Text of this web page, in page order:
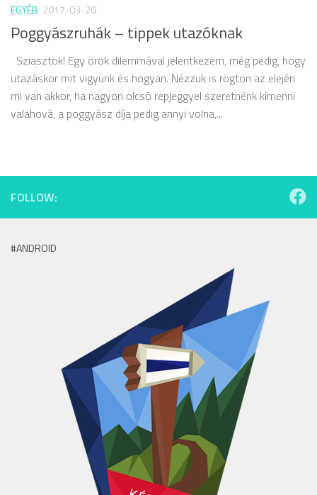
EGYÉB 2017-03-20
Poggyászruhák – tippek utazóknak
Sziasztok! Egy örök dilemmával jelentkezem, még pedig, hogy
utazáskor mit vigyünk és hogyan. Nézzük is rögtön az elején
mi van akkor, ha nagyon olcsó repjeggyel szeretnénk kimenni
valahová, a poggyász díja pedig annyi volna,...
FOLLOW:
#ANDROID